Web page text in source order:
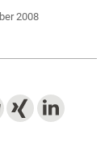
2008